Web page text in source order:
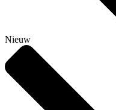
Nieuw